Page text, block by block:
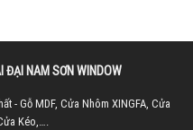
ĐẠI NAM SƠN WINDOW
- Gỗ MDF, Cửa Nhôm XINGFA, Cửa
Kéo,….